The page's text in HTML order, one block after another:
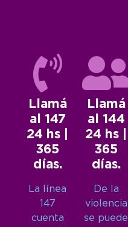
Llamá
al 147
24 hs |
365
días.
La línea
147
cuenta
Llamá
al 144
24 hs |
365
días.
De la
violencia
se puede